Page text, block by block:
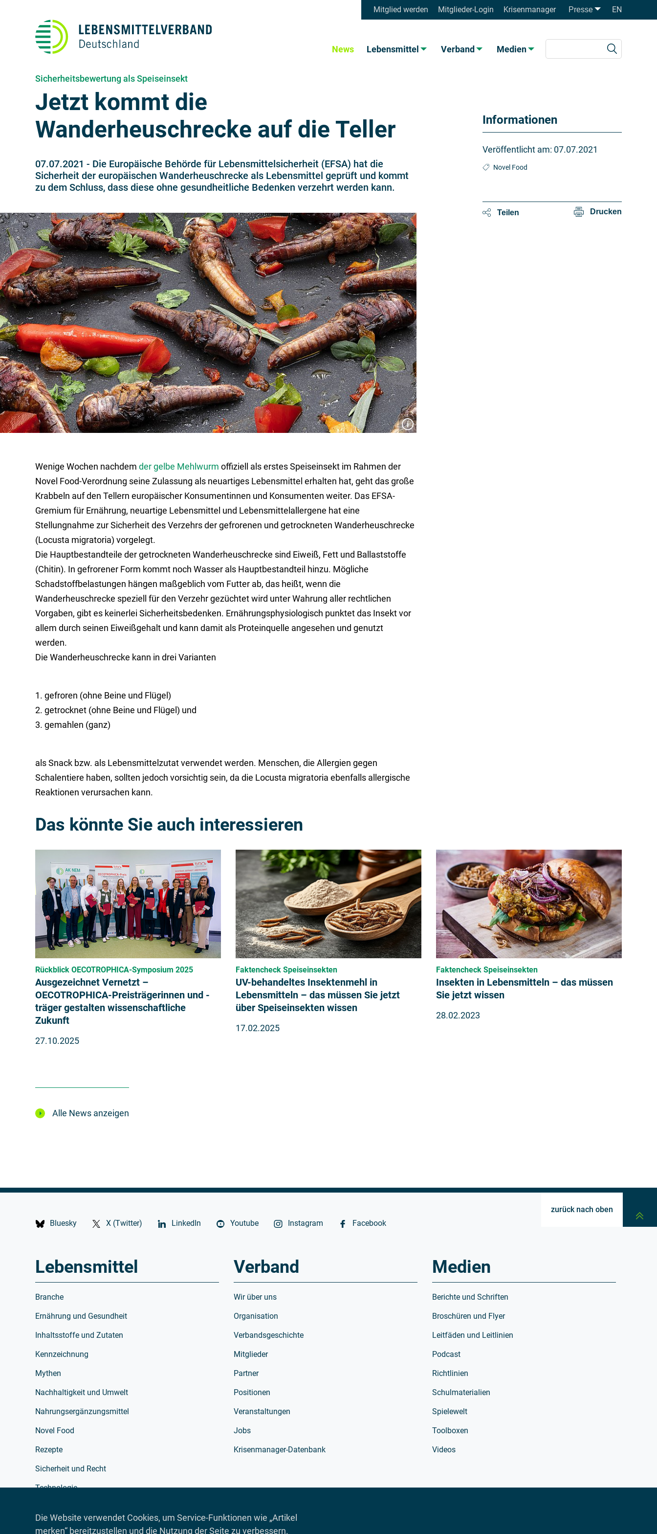
Die Website verwendet Cookies, um Service-Funktionen wie „Artikel
merken“ bereitzustellen und die Nutzung der Seite zu verbessern.
Mitglied werden Mitglieder-Login Krisenmanager Presse EN
News Lebensmittel Verband Medien
Sicherheitsbewertung als Speiseinsekt
Jetzt kommt die
Wanderheuschrecke auf die Teller
07.07.2021 - Die Europäische Behörde für Lebensmittelsicherheit (EFSA) hat die
Sicherheit der europäischen Wanderheuschrecke als Lebensmittel geprüft und kommt
zu dem Schluss, dass diese ohne gesundheitliche Bedenken verzehrt werden kann.
Wenige Wochen nachdem der gelbe Mehlwurm offiziell als erstes Speiseinsekt im Rahmen der
Novel Food-Verordnung seine Zulassung als neuartiges Lebensmittel erhalten hat, geht das große
Krabbeln auf den Tellern europäischer Konsumentinnen und Konsumenten weiter. Das EFSA-
Gremium für Ernährung, neuartige Lebensmittel und Lebensmittelallergene hat eine
Stellungnahme zur Sicherheit des Verzehrs der gefrorenen und getrockneten Wanderheuschrecke
(Locusta migratoria) vorgelegt.
Die Hauptbestandteile der getrockneten Wanderheuschrecke sind Eiweiß, Fett und Ballaststoffe
(Chitin). In gefrorener Form kommt noch Wasser als Hauptbestandteil hinzu. Mögliche
Schadstoffbelastungen hängen maßgeblich vom Futter ab, das heißt, wenn die
Wanderheuschrecke speziell für den Verzehr gezüchtet wird unter Wahrung aller rechtlichen
Vorgaben, gibt es keinerlei Sicherheitsbedenken. Ernährungsphysiologisch punktet das Insekt vor
allem durch seinen Eiweißgehalt und kann damit als Proteinquelle angesehen und genutzt
werden.
Die Wanderheuschrecke kann in drei Varianten
1. gefroren (ohne Beine und Flügel)
2. getrocknet (ohne Beine und Flügel) und
3. gemahlen (ganz)
als Snack bzw. als Lebensmittelzutat verwendet werden. Menschen, die Allergien gegen
Schalentiere haben, sollten jedoch vorsichtig sein, da die Locusta migratoria ebenfalls allergische
Reaktionen verursachen kann.
Informationen
Veröffentlicht am: 07.07.2021
Novel Food
Teilen Drucken
Das könnte Sie auch interessieren
Rückblick OECOTROPHICA-Symposium 2025
Ausgezeichnet Vernetzt –
OECOTROPHICA-Preisträgerinnen und -
träger gestalten wissenschaftliche
Zukunft
27.10.2025
Faktencheck Speiseinsekten
UV-behandeltes Insektenmehl in
Lebensmitteln – das müssen Sie jetzt
über Speiseinsekten wissen
17.02.2025
Faktencheck Speiseinsekten
Insekten in Lebensmitteln – das müssen
Sie jetzt wissen
28.02.2023
Alle News anzeigen
zurück nach oben
Bluesky
X (Twitter) LinkedIn Youtube Instagram Facebook
Lebensmittel
Branche
Ernährung und Gesundheit
Inhaltsstoffe und Zutaten
Kennzeichnung
Mythen
Nachhaltigkeit und Umwelt
Nahrungsergänzungsmittel
Novel Food
Rezepte
Sicherheit und Recht
Technologie
Verpackung
Verband
Wir über uns
Organisation
Verbandsgeschichte
Mitglieder
Partner
Positionen
Veranstaltungen
Jobs
Krisenmanager-Datenbank
Medien
Berichte und Schriften
Broschüren und Flyer
Leitfäden und Leitlinien
Podcast
Richtlinien
Schulmaterialien
Spielewelt
Toolboxen
Videos